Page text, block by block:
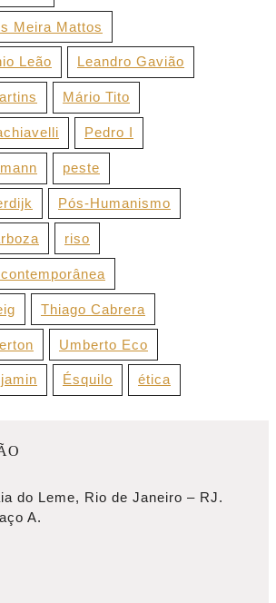
Meira Mattos
Leão Leandro Gavião
Mário Tito
Pedro I
peste
Pós-Humanismo
riso
Thiago Cabrera
Umberto Eco
Ésquilo ética
do Leme, Rio de Janeiro – RJ.
A.